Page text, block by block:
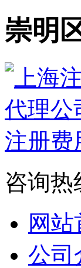
崇明
咨询热
网站
公司